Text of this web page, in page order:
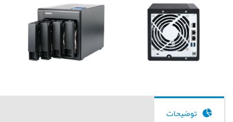
توضیحات